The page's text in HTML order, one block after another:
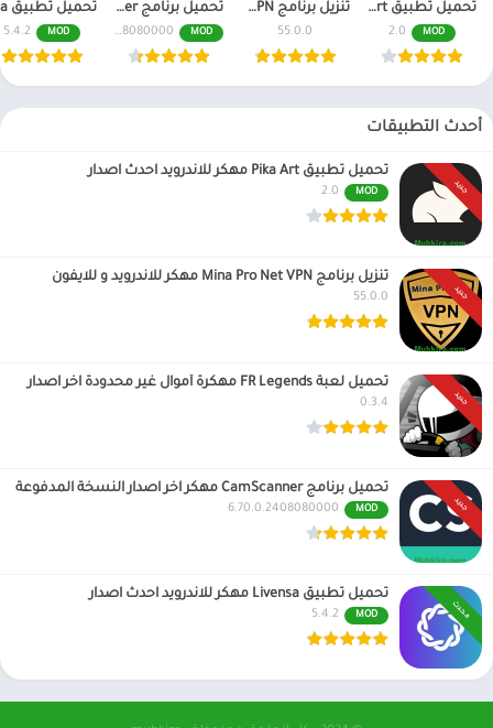
تحميل تطبيق Pika Art مهكر للاندرويد احدث اصدار
MOD
2.0
تنزيل برنامج Mina Pro Net VPN مهكر للاندرويد و للايفون
55.0.0
تحميل برنامج CamScanner مهكر اخر اصدار النسخة المدفوعة
MOD
6.70.0.2408080000
MOD
5.4.2
أحدث التطبيقات
جديد
تحميل تطبيق Pika Art مهكر للاندرويد احدث اصدار
MOD
2.0
جديد
تنزيل برنامج Mina Pro Net VPN مهكر للاندرويد و للايفون
55.0.0
جديد
تحميل لعبة FR Legends مهكرة أموال غير محدودة اخر اصدار
0.3.4
جديد
تحميل برنامج CamScanner مهكر اخر اصدار النسخة المدفوعة
MOD
6.70.0.2408080000
محدث
تحميل تطبيق Livensa مهكر للاندرويد احدث اصدار
MOD
5.4.2